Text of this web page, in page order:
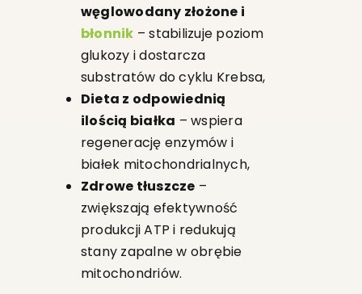
węglowodany złożone i
błonnik – stabilizuje poziom
glukozy i dostarcza
substratów do cyklu Krebsa,
Dieta z odpowiednią
ilością białka – wspiera
regenerację enzymów i
białek mitochondrialnych,
Zdrowe tłuszcze –
zwiększają efektywność
produkcji ATP i redukują
stany zapalne w obrębie
mitochondriów.